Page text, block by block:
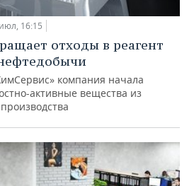
16:15
отходы в реагент
компания начала
активные вещества из